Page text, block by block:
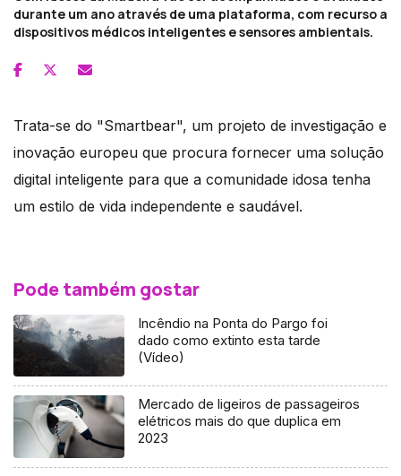
durante um ano através de uma plataforma, com recurso a
dispositivos médicos inteligentes e sensores ambientais.
Trata-se do "Smartbear", um projeto de investigação e
inovação europeu que procura fornecer uma solução
digital inteligente para que a comunidade idosa tenha
um estilo de vida independente e saudável.
Pode também gostar
Incêndio na Ponta do Pargo foi
dado como extinto esta tarde
(Vídeo)
Mercado de ligeiros de passageiros
elétricos mais do que duplica em
2023